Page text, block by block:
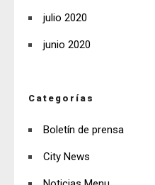
julio 2020
junio 2020
Categorías
Boletín de prensa
City News